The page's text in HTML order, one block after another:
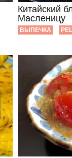
Китайский
Масленицу
ВЫПЕЧКА